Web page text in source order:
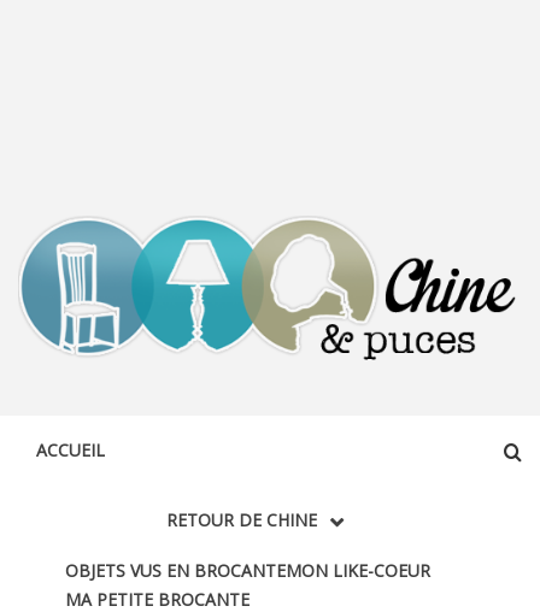
ACCUEIL
RETOUR DE CHINE
OBJETS VUS EN BROCANTEMON LIKE-COEUR
MA PETITE BROCANTE